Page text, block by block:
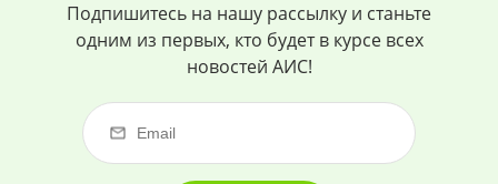
Подпишитесь на нашу рассылку и станьте
одним из первых, кто будет в курсе всех
новостей АИС!